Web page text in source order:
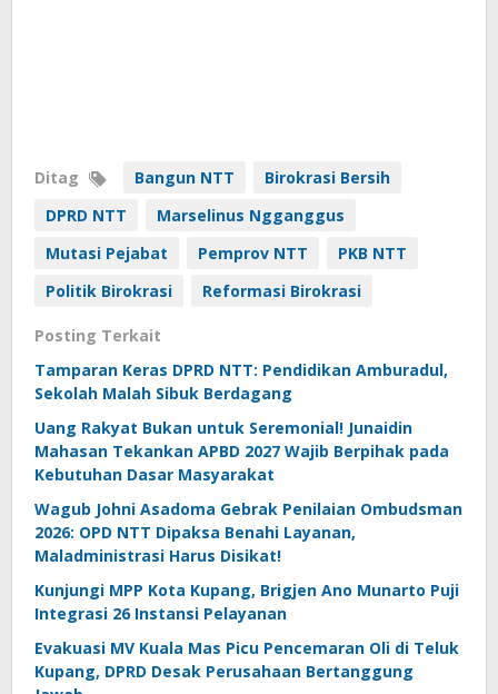
Ditag Bangun NTT
Birokrasi Bersih
DPRD NTT
Marselinus Ngganggus
Mutasi Pejabat
Pemprov NTT
PKB NTT
Politik Birokrasi
Reformasi Birokrasi
Posting Terkait
Tamparan Keras DPRD NTT: Pendidikan Amburadul,
Sekolah Malah Sibuk Berdagang
Uang Rakyat Bukan untuk Seremonial! Junaidin
Mahasan Tekankan APBD 2027 Wajib Berpihak pada
Kebutuhan Dasar Masyarakat
Wagub Johni Asadoma Gebrak Penilaian Ombudsman
2026: OPD NTT Dipaksa Benahi Layanan,
Maladministrasi Harus Disikat!
Kunjungi MPP Kota Kupang, Brigjen Ano Munarto Puji
Integrasi 26 Instansi Pelayanan
Evakuasi MV Kuala Mas Picu Pencemaran Oli di Teluk
Kupang, DPRD Desak Perusahaan Bertanggung